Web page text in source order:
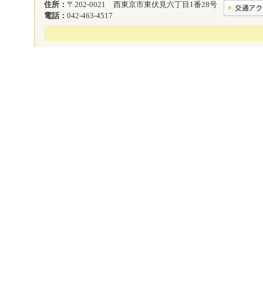
住所： 〒202-0021 西東京市東伏見六丁目1番28号
電話： 042-463-4517